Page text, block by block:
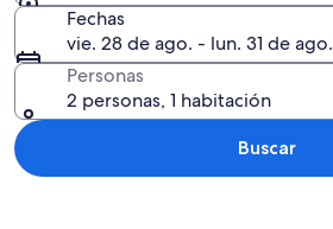
Fechas
vie. 28 de ago. - lun. 31 de ago.
Personas
2 personas, 1 habitación
Buscar